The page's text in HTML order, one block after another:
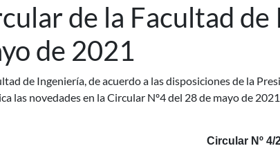
de la Facultad de
de 2021
de Ingeniería, de acuerdo a las disposiciones de la
las novedades en la Circular Nº4 del 28 de mayo de
Circular Nº 4/